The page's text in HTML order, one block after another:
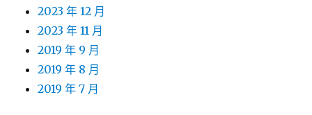
2023 年 12 月
2023 年 11 月
2019 年 9 月
2019 年 8 月
2019 年 7 月